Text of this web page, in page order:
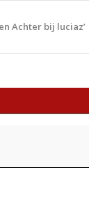
Achter bij luciaz’